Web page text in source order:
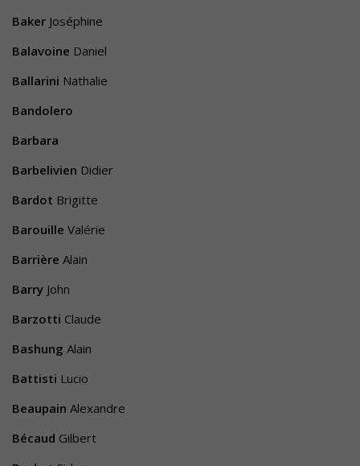
Baker Joséphine
Balavoine Daniel
Ballarini Nathalie
Bandolero
Barbara
Barbelivien Didier
Bardot Brigitte
Barouille Valérie
Barrière Alain
Barry John
Barzotti Claude
Bashung Alain
Battisti Lucio
Beaupain Alexandre
Bécaud Gilbert